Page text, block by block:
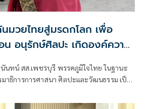
มวยไทยสู่มรดกโลก เพื่อ
อนุรักษ์ศิลปะ เกิดองค์ความ
นทน์ สส.เพชรบุรี พรรคภูมิใจไทย ในฐานะ
าธิการการศาสนา ศิลปะและวัฒนธรรม เป็น
ะชานุเคราะห์ 47 จังหวัดเพชรบุรี ร่วมกับ